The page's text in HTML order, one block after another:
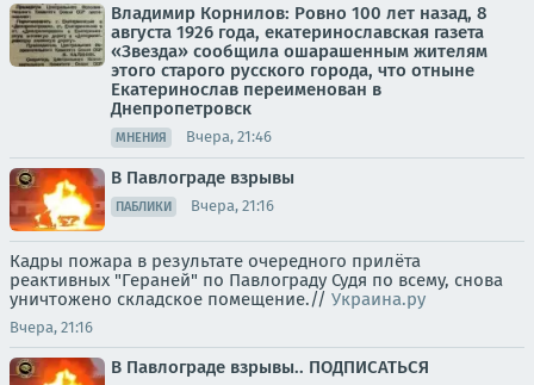
Владимир Корнилов: Ровно 100 лет назад, 8
августа 1926 года, екатеринославская газета
«Звезда» сообщила ошарашенным жителям
этого старого русского города, что отныне
Екатеринослав переименован в
Днепропетровск
МНЕНИЯ Вчера, 21:46
В Павлограде взрывы
ПАБЛИКИ Вчера, 21:16
Кадры пожара в результате очередного прилёта
реактивных "Гераней" по Павлограду Судя по всему, снова
уничтожено складское помещение.// Украина.ру
Вчера, 21:16
В Павлограде взрывы.. ПОДПИСАТЬСЯ